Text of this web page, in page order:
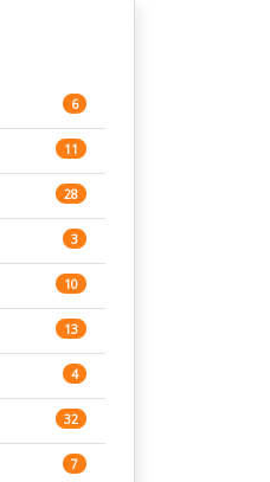
10
9
148
943
3
169
7
4
6
11
28
3
10
13
4
32
7